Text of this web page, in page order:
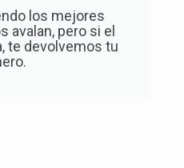
los mejores
avalan, pero si el
te devolvemos tu